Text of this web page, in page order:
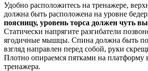
Удобно расположитесь на тренажере,
должна быть расположена на уровне
поясницу, уровень торса должен чуть
Статически напрягите разгибатели
ягодичные мышцы. Спина должна быть
взгляд направлен перед собой, руки
Плотно опираемся пятками на платформу
тренажера.